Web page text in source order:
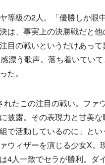
等級の2人。「優勝しか眼
は、事実上の決勝戦だと
目の戦いというだけあっ
漂う歌声。落ち着いてい
た。
たこの注目の戦い。ファ
披露。その表現力と甘美
で活動しているのに」と
ウィザーを演じる少女X
4人一致でセラが勝利。ダ